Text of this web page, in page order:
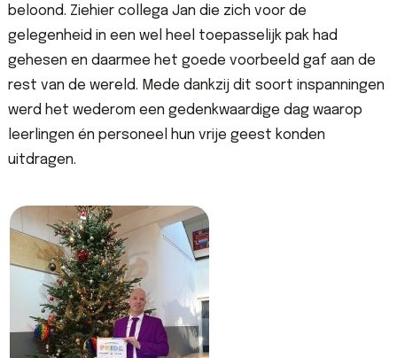
beloond. Ziehier collega Jan die zich voor de
gelegenheid in een wel heel toepasselijk pak had
gehesen en daarmee het goede voorbeeld gaf aan de
rest van de wereld. Mede dankzij dit soort inspanningen
werd het wederom een gedenkwaardige dag waarop
leerlingen én personeel hun vrije geest konden
uitdragen.